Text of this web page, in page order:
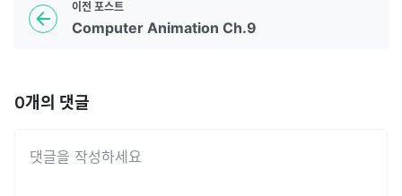
이전 포스트
Computer Animation Ch.9
0개의 댓글